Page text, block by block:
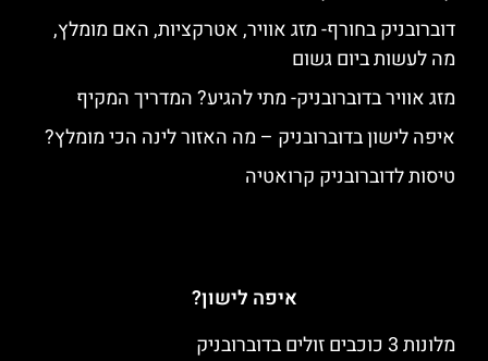
דוברובניק בחורף- מזג אוויר, אטרקציות, האם מומלץ,
מה לעשות ביום גשום
מזג אוויר בדוברובניק- מתי להגיע? המדריך המקיף
איפה לישון בדוברובניק – מה האזור לינה הכי מומלץ?
טיסות לדוברובניק קרואטיה
איפה לישון?
מלונות 3 כוכבים זולים בדוברובניק